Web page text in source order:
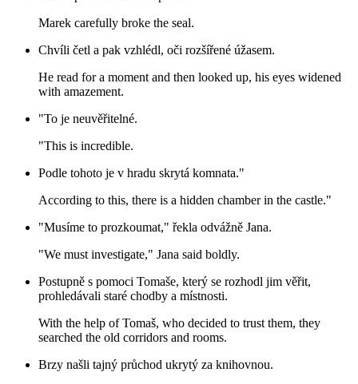
Marek carefully broke the seal.
Chvíli četl a pak vzhlédl, oči rozšířené úžasem.
He read for a moment and then looked up, his eyes widened
with amazement.
"To je neuvěřitelné.
"This is incredible.
Podle tohoto je v hradu skrytá komnata."
According to this, there is a hidden chamber in the castle."
"Musíme to prozkoumat," řekla odvážně Jana.
"We must investigate," Jana said boldly.
Postupně s pomoci Tomaše, který se rozhodl jim věřit,
prohledávali staré chodby a místnosti.
With the help of Tomaš, who decided to trust them, they
searched the old corridors and rooms.
Brzy našli tajný průchod ukrytý za knihovnou.